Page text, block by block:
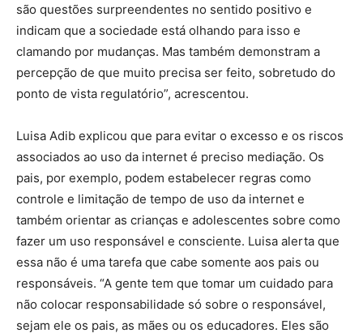
são questões surpreendentes no sentido positivo e
indicam que a sociedade está olhando para isso e
clamando por mudanças. Mas também demonstram a
percepção de que muito precisa ser feito, sobretudo do
ponto de vista regulatório”, acrescentou.
Luisa Adib explicou que para evitar o excesso e os riscos
associados ao uso da internet é preciso mediação. Os
pais, por exemplo, podem estabelecer regras como
controle e limitação de tempo de uso da internet e
também orientar as crianças e adolescentes sobre como
fazer um uso responsável e consciente. Luisa alerta que
essa não é uma tarefa que cabe somente aos pais ou
responsáveis. “A gente tem que tomar um cuidado para
não colocar responsabilidade só sobre o responsável,
sejam ele os pais, as mães ou os educadores. Eles são